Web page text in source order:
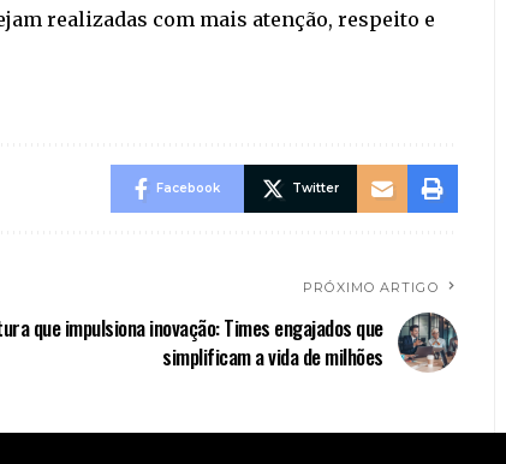
realizadas com mais atenção, respeito e
Facebook Twitter
PRÓXIMO ARTIGO
que impulsiona inovação: Times engajados que
simplificam a vida de milhões